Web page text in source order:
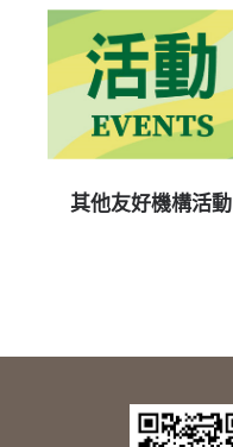
其他友好機構活動